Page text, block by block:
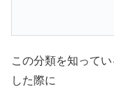
この分類を知って
した際に